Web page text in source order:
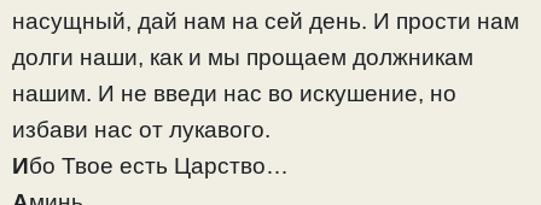
насущный, дай нам на сей день. И прости нам
долги наши, как и мы прощаем должникам
нашим. И не введи нас во искушение, но
избави нас от лукавого.
Ибо Твое есть Царство…